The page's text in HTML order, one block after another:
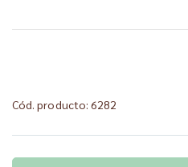
Cód. producto: 6282